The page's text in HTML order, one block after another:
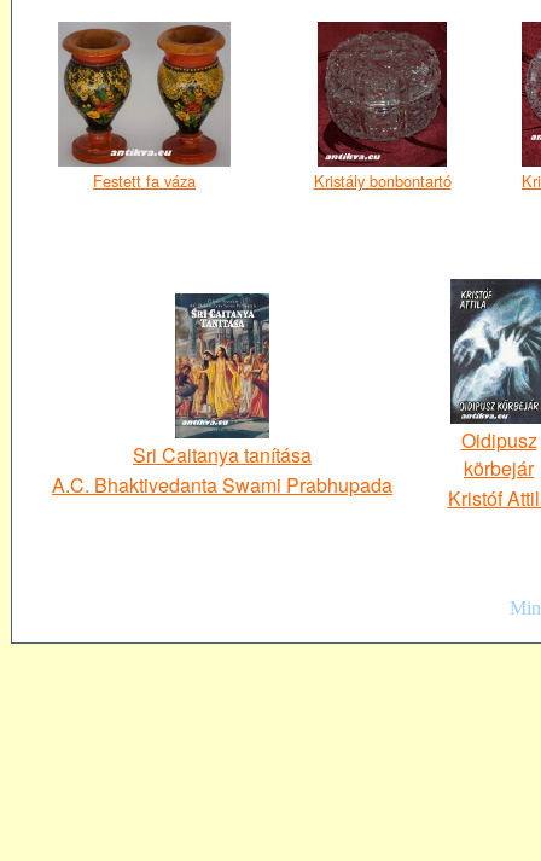
Festett fa váza Kristály bonbontartó
Sri Caitanya tanítása
A.C. Bhaktivedanta Swami Prabhupada
Oidipusz
körbejár
Kristóf